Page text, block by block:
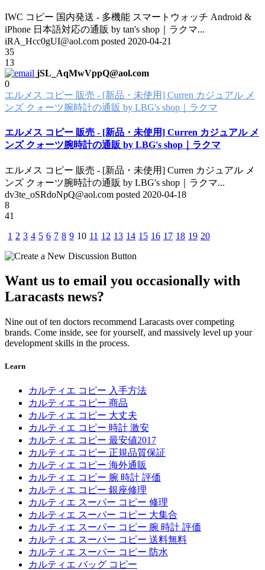
IWC コピー 国内発送 - 多機能 スマートウォッチ Android &
iPhone 日本語対応の通販 by tan's shop｜ラクマ...
iRA_Hcc0gUI@aol.com posted 2020-04-21
35
13
jSL_AqMwVppQ@aol.com
0
エルメス コピー 販売 - [新品・未使用] Curren カジュアル メ
ンズ クォーツ腕時計の通販 by LBG's shop｜ラクマ
エルメス コピー 販売 - [新品・未使用] Curren カジュアル メ
ンズ クォーツ腕時計の通販 by LBG's shop｜ラクマ
エルメス コピー 販売 - [新品・未使用] Curren カジュアル メ
ンズ クォーツ腕時計の通販 by LBG's shop｜ラクマ...
dv3te_oSRdoNpQ@aol.com posted 2020-04-18
8
41
1 2 3 4 5 6 7 8 9 10 11 12 13 14 15 16 17 18 19 20
Want us to email you occasionally with
Laracasts news?
Nine out of ten doctors recommend Laracasts over competing
brands. Come inside, see for yourself, and massively level up your
development skills in the process.
Learn
カルティエ コピー 入手方法
カルティエ コピー 商品
カルティエ コピー 大丈夫
カルティエ コピー 時計 激安
カルティエ コピー 最安値2017
カルティエ コピー 正規品質保証
カルティエ コピー 海外通販
カルティエ コピー 腕 時計 評価
カルティエ コピー 銀座修理
カルティエ スーパー コピー 修理
カルティエ スーパー コピー 大集合
カルティエ スーパー コピー 腕 時計 評価
カルティエ スーパー コピー 送料無料
カルティエ スーパー コピー 防水
カルティエ バッグ コピー